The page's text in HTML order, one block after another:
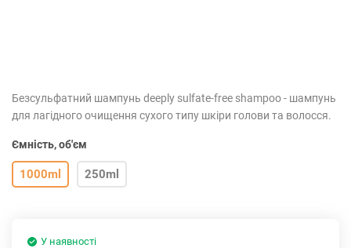
Безсульфатний шампунь deeply sulfate-free shampoo - шампунь
для лагідного очищення сухого типу шкіри голови та волосся.
Ємність, об'єм
1000ml 250ml
У наявності